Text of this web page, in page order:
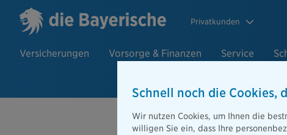
Privatkunden
Versicherungen Vorsorge & Finanzen Service
Schnell noch die Cookies,
Wir nutzen Cookies, um Ihnen die
willigen Sie ein, dass Ihre